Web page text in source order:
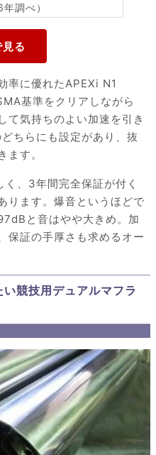
調べ）
率に優れたAPEXi N1
基準をクリアしながら
て気持ちのよい加速を引き
ちらにも設定があり、抜
ます。
、3年間完全保証が付く
ります。爆音というほどで
と音はやや大きめ。加
保証の手厚さも求めるオー
競技用デュアルマフラ